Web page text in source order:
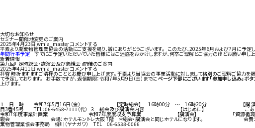
大切なお知らせ
セミナー開催地変更のご案内
2025年4月23日wmia_masterコメントする
平素より廃棄物管理業協会の活動にご支援を賜り、誠にありがとうございます。 このたび、2025年6月および7月に予定
年間行事予定すでにご予定いただいていた皆様にはご迷惑をおかけしますが、何卒ご理解とご協力のほどお願い申し
新着情報
第九回「 定時総会・講演会及び懇親会」開催のご案内
2025年4月11日 wmia_masterコメントする
拝啓 時折ますますご清祥のこととお慶び申し上げます。 平素より当協会の事業活動に対しまして格別のご理解ご協力
て予定しております。 お手数ですが、返信期限：令和7年5月9日（金）までにページ下部にございます「参加申し込み」ボ
上げます。
１ 日 時 令和7年5月16日（金） 【定時総会】 16時00分 ～ 16時20分 【講 演
目3番45号 TEL：06-6458-7111（代） ３ 総会及び講演会内容
令和7年度事業計画案 令和7年度度収支予算案 【講演会】 「資源循環の促進のための再
親会 会場：ホテルモントレ大阪 7階 ＊総会・講演会と同じホテルになります。 会費：会員10,000
棄物管理業協会事務局 柳川（ヤナガワ） TEL 06-6538-0066